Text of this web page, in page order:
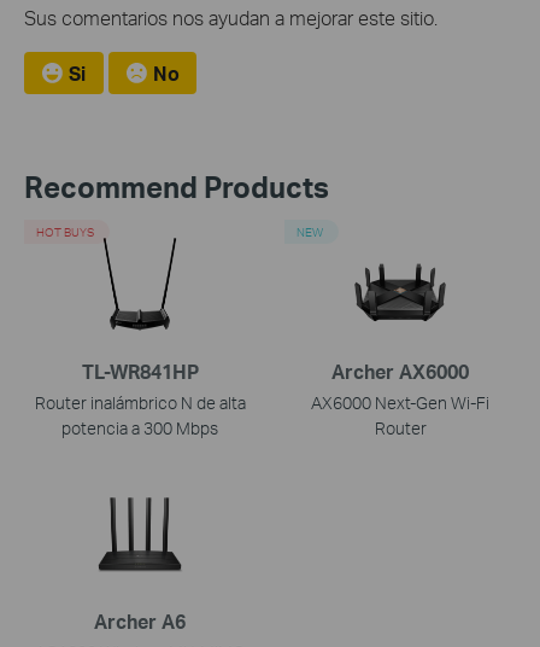
Sus comentarios nos ayudan a mejorar este sitio.
Si No
Recommend Products
TL-WR841HP
Router inalámbrico N de alta
potencia a 300 Mbps
HOT BUYS
Archer AX6000
AX6000 Next-Gen Wi-Fi
Router
NEW
Archer A6